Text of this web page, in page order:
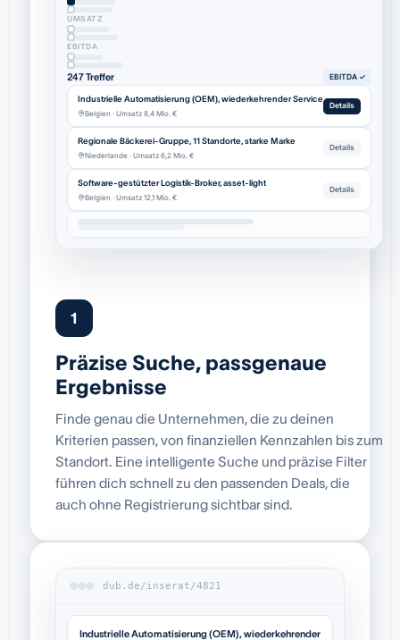
UMSATZ
EBITDA
247 Treffer EBITDA ✓
Industrielle Automatisierung (OEM), wiederkehrender Service
Belgien · Umsatz 8,4 Mio. €
Details
Regionale Bäckerei-Gruppe, 11 Standorte, starke Marke
Niederlande · Umsatz 6,2 Mio. €
Details
Software-gestützter Logistik-Broker, asset-light
Belgien · Umsatz 12,1 Mio. €
Details
1
Präzise Suche, passgenaue
Ergebnisse
Finde genau die Unternehmen, die zu deinen
Kriterien passen, von finanziellen Kennzahlen bis zum
Standort. Eine intelligente Suche und präzise Filter
führen dich schnell zu den passenden Deals, die
auch ohne Registrierung sichtbar sind.
dub.de/inserat/4821
Industrielle Automatisierung (OEM), wiederkehrender